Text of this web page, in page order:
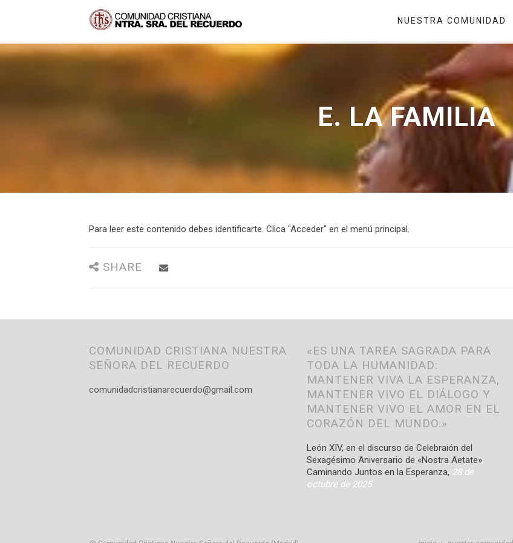
NUESTRA COMUNIDAD
E. LA FAMILIA
Para leer este contenido debes identificarte. Clica "Acceder" en el menú principal.
SHARE
COMUNIDAD CRISTIANA NUESTRA
SEÑORA DEL RECUERDO
comunidadcristianarecuerdo@gmail.com
«ES UNA TAREA SAGRADA PARA
TODA LA HUMANIDAD:
MANTENER VIVA LA ESPERANZA,
MANTENER VIVO EL DIÁLOGO Y
MANTENER VIVO EL AMOR EN EL
CORAZÓN DEL MUNDO.»
León XIV, en el discurso de Celebraión del
Sexagésimo Aniversario de «Nostra Aetate»
Caminando Juntos en la Esperanza, 28 de
octubre de 2025